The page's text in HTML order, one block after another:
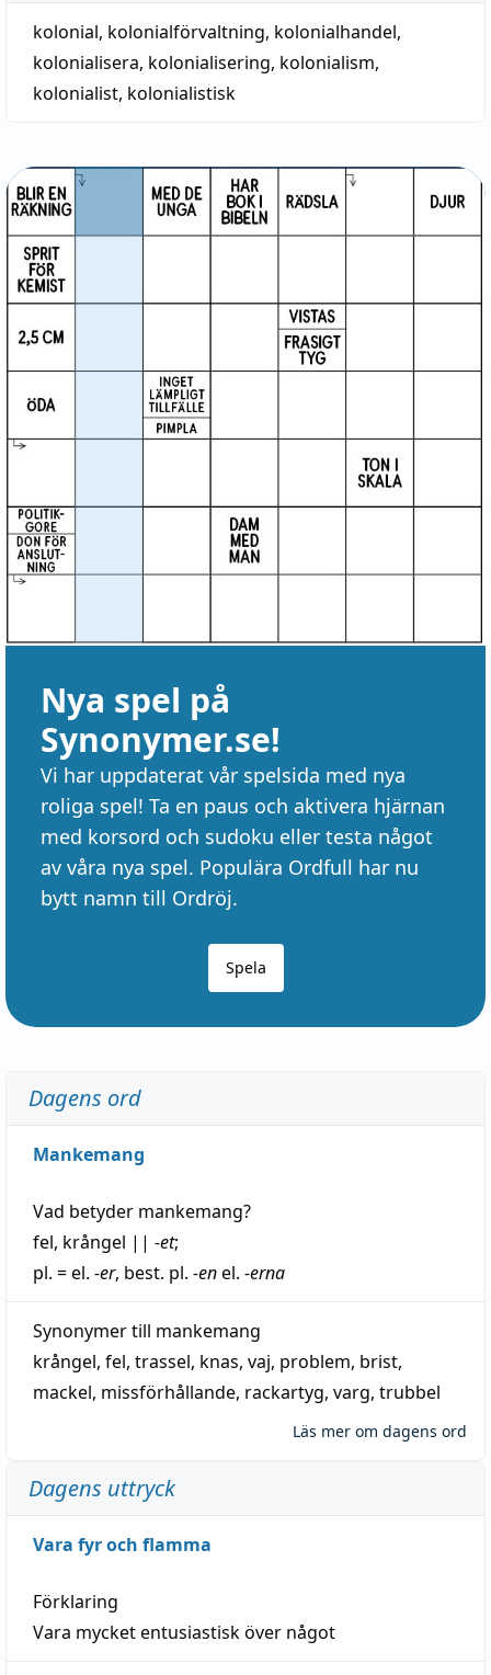
kolonial, kolonialförvaltning, kolonialhandel,
kolonialisera, kolonialisering, kolonialism,
kolonialist, kolonialistisk
Nya spel på
Synonymer.se!
Vi har uppdaterat vår spelsida med nya
roliga spel! Ta en paus och aktivera hjärnan
med korsord och sudoku eller testa något
av våra nya spel. Populära Ordfull har nu
bytt namn till Ordröj.
Spela
Dagens ord
Mankemang
Vad betyder mankemang?
fel, krångel || -et;
pl. = el. -er, best. pl. -enel. -erna
Synonymer till mankemang
krångel, fel, trassel, knas, vaj, problem, brist,
mackel, missförhållande, rackartyg, varg, trubbel
Läs mer om dagens ord
Dagens uttryck
Vara fyr och flamma
Förklaring
Vara mycket entusiastisk över något